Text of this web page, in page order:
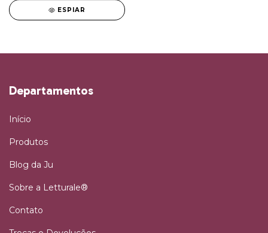
ESPIAR
Departamentos
Início
Produtos
Blog da Ju
Sobre a Letturale®
Contato